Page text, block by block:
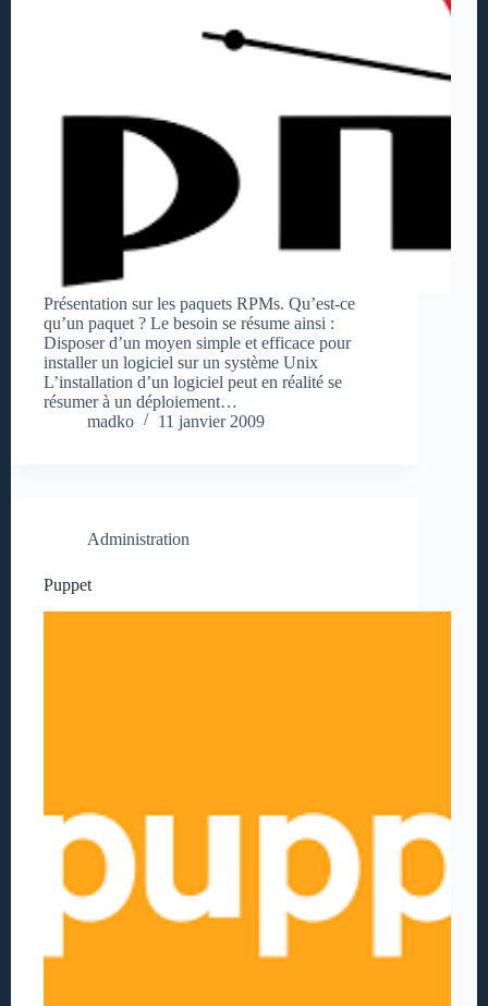
Présentation sur les paquets RPMs. Qu’est-ce
qu’un paquet ? Le besoin se résume ainsi :
Disposer d’un moyen simple et efficace pour
installer un logiciel sur un système Unix
L’installation d’un logiciel peut en réalité se
résumer à un déploiement…
madko
11 janvier 2009
Administration
Puppet